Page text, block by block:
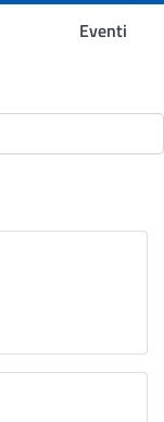
Eventi
-